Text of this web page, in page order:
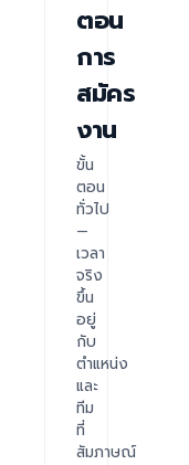
ตอน
การ
สมัคร
งาน
ขั้น
ตอน
ทั่วไป
—
เวลา
จริง
ขึ้น
อยู่
กับ
ตำแหน่ง
และ
ทีม
ที่
สัมภาษณ์